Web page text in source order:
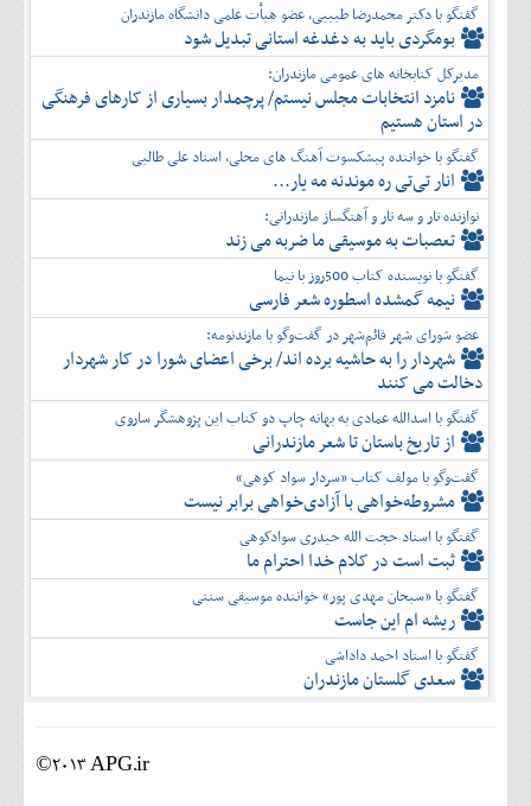
گفتگو با دکتر محمدرضا طبیبی، عضو هیأت علمی دانشگاه مازندران
بومگردی باید به دغدغه استانی تبدیل شود
مدیرکل کتابخانه های عمومی مازندران:
نامزد انتخابات مجلس نیستم/ پرچمدار بسیاری از کارهای فرهنگی
در استان هستیم
گفتگو با خواننده پیشکسوت آهنگ های محلی، استاد علی طالبی
انار تی‌تی ره موندنه مه یار...
نوازنده تار و سه تار و آهنگساز مازندرانی:
تعصبات به موسیقی ما ضربه می زند
گفتگو با نویسنده کتاب 500روز با نیما
نیمه گمشده اسطوره شعر فارسی
عضو شورای شهر قائم‌شهر در گفت‌و‌گو با مازندنومه:
شهردار را به حاشیه برده اند/ برخی اعضای شورا در کار شهردار
دخالت می کنند
گفتگو با اسدالله عمادی به بهانه چاپ دو کتاب این پژوهشگر ساروی
از تاریخ باستان تا شعر مازندرانی
گفت‌وگو با مولف کتاب «سردار سواد کوهی»
مشروطه‌خواهی با آزادی‌خواهی برابر نیست
گفتگو با استاد حجت الله حیدری سوادکوهی
ثبت است در کلام خدا احترام ما
گفتگو با «سبحان مهدی پور» خواننده موسیقی سنتی
ریشه ام این جاست
گفتگو با استاد احمد داداشی
سعدی گلستان مازندران
©2013 APG.ir